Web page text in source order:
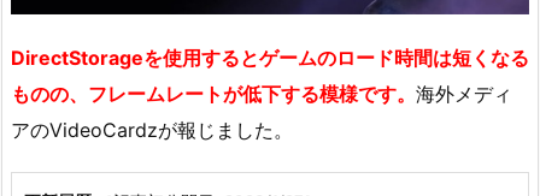
DirectStorageを使用するとゲームのロード時間は短くなる
ものの、フレームレートが低下する模様です。 海外メディ
アのVideoCardzが報じました。